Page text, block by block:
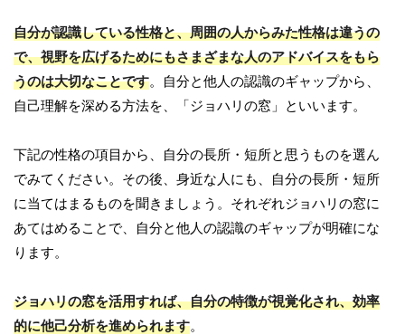
自分が認識している性格と、周囲の人からみた性格は違うの
で、視野を広げるためにもさまざまな人のアドバイスをもら
うのは大切なことです。自分と他人の認識のギャップから、
自己理解を深める方法を、「ジョハリの窓」といいます。
下記の性格の項目から、自分の長所・短所と思うものを選ん
でみてください。その後、身近な人にも、自分の長所・短所
に当てはまるものを聞きましょう。それぞれジョハリの窓に
あてはめることで、自分と他人の認識のギャップが明確にな
ります。
ジョハリの窓を活用すれば、自分の特徴が視覚化され、効率
的に他己分析を進められます。